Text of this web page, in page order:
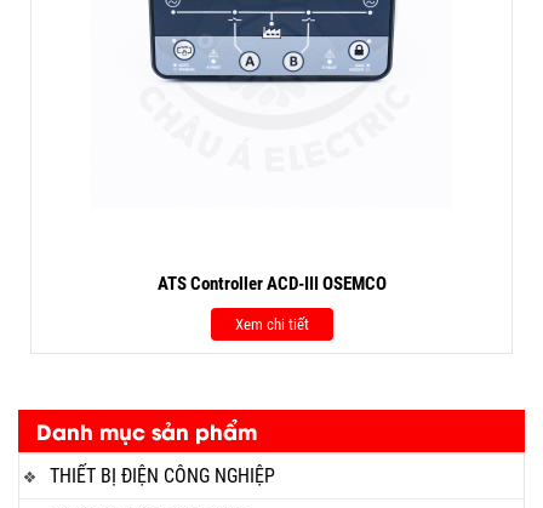
Danh mục sản phẩm
THIẾT BỊ ĐIỆN CÔNG NGHIỆP
ATS Controller ACD-III OSEMCO
Xem chi tiết